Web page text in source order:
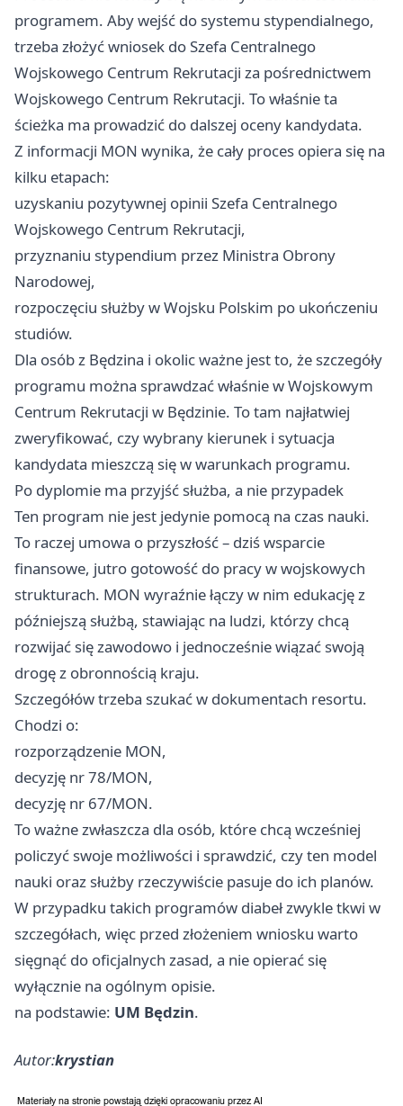
programem. Aby wejść do systemu stypendialnego,
trzeba złożyć wniosek do Szefa Centralnego
Wojskowego Centrum Rekrutacji za pośrednictwem
Wojskowego Centrum Rekrutacji. To właśnie ta
ścieżka ma prowadzić do dalszej oceny kandydata.
Z informacji MON wynika, że cały proces opiera się na
kilku etapach:
uzyskaniu pozytywnej opinii Szefa Centralnego
Wojskowego Centrum Rekrutacji,
przyznaniu stypendium przez Ministra Obrony
Narodowej,
rozpoczęciu służby w Wojsku Polskim po ukończeniu
studiów.
Dla osób z Będzina i okolic ważne jest to, że szczegóły
programu można sprawdzać właśnie w Wojskowym
Centrum Rekrutacji w Będzinie. To tam najłatwiej
zweryfikować, czy wybrany kierunek i sytuacja
kandydata mieszczą się w warunkach programu.
Po dyplomie ma przyjść służba, a nie przypadek
Ten program nie jest jedynie pomocą na czas nauki.
To raczej umowa o przyszłość – dziś wsparcie
finansowe, jutro gotowość do pracy w wojskowych
strukturach. MON wyraźnie łączy w nim edukację z
późniejszą służbą, stawiając na ludzi, którzy chcą
rozwijać się zawodowo i jednocześnie wiązać swoją
drogę z obronnością kraju.
Szczegółów trzeba szukać w dokumentach resortu.
Chodzi o:
rozporządzenie MON,
decyzję nr 78/MON,
decyzję nr 67/MON.
To ważne zwłaszcza dla osób, które chcą wcześniej
policzyć swoje możliwości i sprawdzić, czy ten model
nauki oraz służby rzeczywiście pasuje do ich planów.
W przypadku takich programów diabeł zwykle tkwi w
szczegółach, więc przed złożeniem wniosku warto
sięgnąć do oficjalnych zasad, a nie opierać się
wyłącznie na ogólnym opisie.
na podstawie: UM Będzin.
Autor:krystian